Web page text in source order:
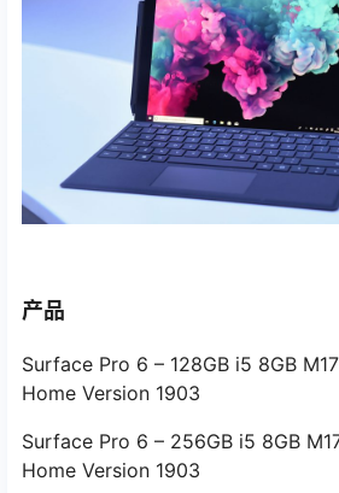
产品
Surface Pro 6 – 128GB i5 8GB
Home Version 1903
Surface Pro 6 – 256GB i5 8GB
Home Version 1903